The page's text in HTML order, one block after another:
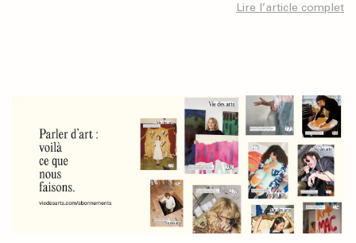
Lire l’article complet